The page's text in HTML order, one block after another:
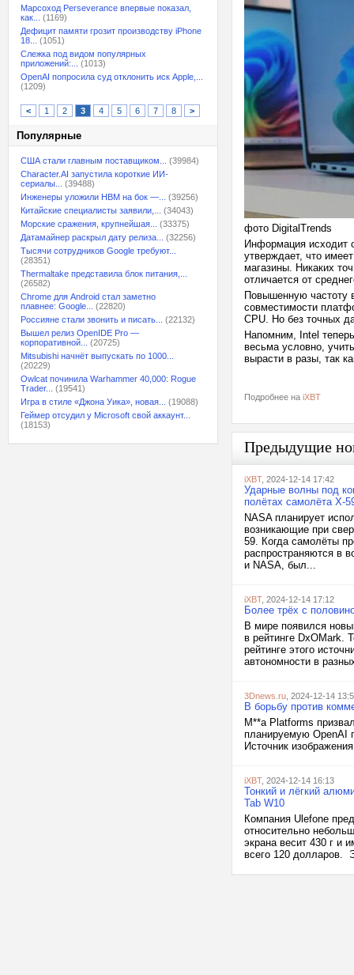
Марсоход Perseverance впервые показал,
как...
(1169)
Дефицит памяти грозит производству iPhone
18...
(1051)
Слежка под видом популярных
приложений:...
(1013)
OpenAI попросила суд отклонить иск Apple,...
(1209)
< 1 2 3 4 5 6 7 8 >
Популярные
США стали главным поставщиком...
(39984)
Character.AI запустила короткие ИИ-
сериалы...
(39488)
Инженеры уложили HBM на бок —...
(39256)
Китайские специалисты заявили,...
(34043)
Морские сражения, крупнейшая...
(33375)
Датамайнер раскрыл дату релиза...
(32256)
Тысячи сотрудников Google требуют...
(28351)
Thermaltake представила блок питания,...
(26582)
Chrome для Android стал заметно
плавнее: Google...
(22820)
Россияне стали звонить и писать...
(22132)
Вышел релиз OpenIDE Pro —
корпоративной...
(20725)
Mitsubishi начнёт выпускать по 1000...
(20229)
Owlcat починила Warhammer 40,000: Rogue
Trader...
(19541)
Игра в стиле «Джона Уика», новая...
(19088)
Геймер отсудил у Microsoft свой аккаунт...
(18153)
фото DigitalTrends
Информация исходит
утверждает, что
магазины. Никаких
отличается от
Повышенную частоту
совместимости
CPU. Но без точных
Напомним, Intel
весьма условно,
вырасти в разы, так
Подробнее на iXBT
Предыдущие
iXBT, 2024-12-14 17:42
Ударные волны под
полётах самолёта X-
NASA планирует
возникающие при
59. Когда самолёты
распространяются в
и NASA, был...
iXBT, 2024-12-14 17:12
Более трёх с
В мире появился
в рейтинге DxOMark.
рейтинге этого
автономности в
3Dnews.ru , 2024-12-14
В борьбу против
M**a Platforms
планируемую OpenAI
Источник
iXBT, 2024-12-14 16:13
Тонкий и лёгкий
Tab W10
Компания Ulefone
относительно
экрана весит 430 г и
всего 120 долларов.